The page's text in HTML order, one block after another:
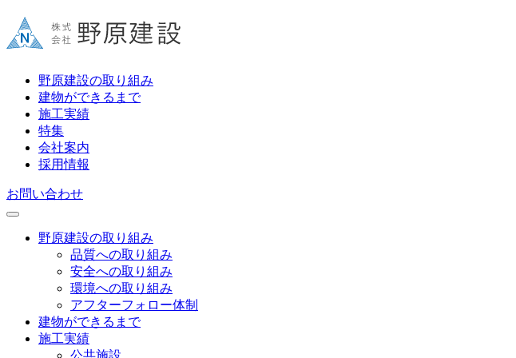
野原建設の取り組み
建物ができるまで
施工実績
特集
会社案内
採用情報
お問い合わせ
野原建設の取り組み
品質への取り組み
安全への取り組み
環境への取り組み
アフターフォロー体制
建物ができるまで
施工実績
公共施設